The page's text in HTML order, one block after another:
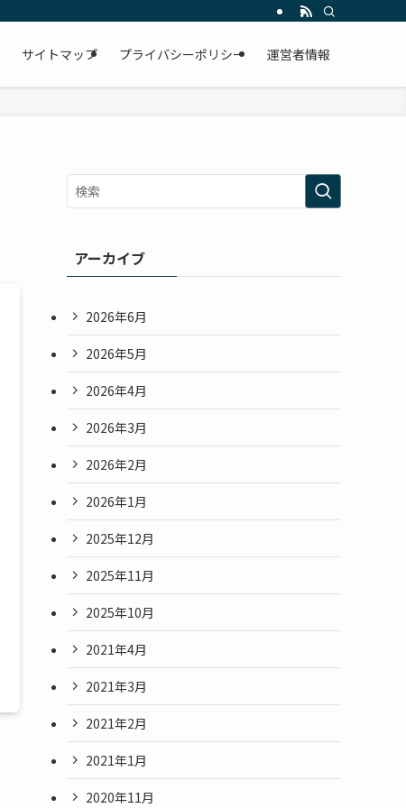
サイトマップ プライバシーポリシー 運営者情報
アーカイブ
2026年6月
2026年5月
2026年4月
2026年3月
2026年2月
2026年1月
2025年12月
2025年11月
2025年10月
2021年4月
2021年3月
2021年2月
2021年1月
2020年11月